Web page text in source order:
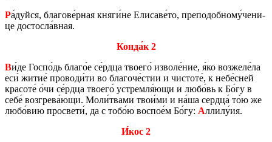
Ра́дуйся, бла­го­ве́рная княги́не Ели­са­ве́то, пре­по­доб­но­му́че­ни­
це до­стос­ла́вная.
Конда́к 2
Ви́де Госпо́дь благо́е се́рдца тво­е­го́ из­во­ле́ние, я́ко воз­же­ле́ла
еси́ житие́ про­во­ди́ти во бла­го­че́стии и чи­сто­те́, к небе́сней
кра­со­те́ о́чи се́рдца тво­е­го́ устрем­ля́ющи и любо́вь к Бо́гу в
себе́ воз­гре­ва́ющи. Моли́твами твои́ми и на́ша серд­ца́ то́ю же
любо́вию про­све­ти́, да с тобо́ю вос­пое́м Бо́гу: Аллилу́ия.
И́кос 2